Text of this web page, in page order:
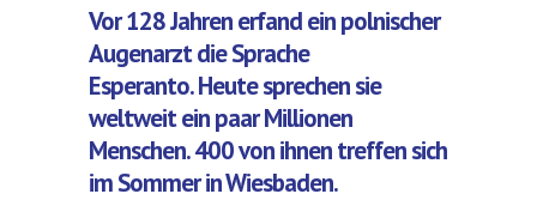
Vor 128 Jahren erfand ein polnischer
Augenarzt die Sprache
Esperanto. Heute sprechen sie
weltweit ein paar Millionen
Menschen. 400 von ihnen treffen sich
im Sommer in Wiesbaden.